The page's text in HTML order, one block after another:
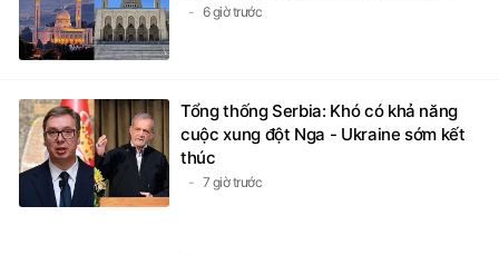
6 giờ trước
Tổng thống Serbia: Khó có khả năng
cuộc xung đột Nga - Ukraine sớm kết
thúc
7 giờ trước